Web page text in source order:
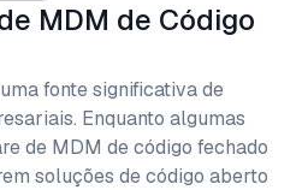
MDM de Código
fonte significativa de
Enquanto algumas
de MDM de código fechado
soluções de código aberto